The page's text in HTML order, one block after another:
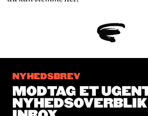
NYHEDSBREV
MODTAG ET
NYHEDSOVERBLIK